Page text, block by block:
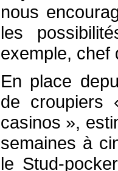
nous
les
exemple, chef
En place
de croupiers
casinos »,
semaines à
le Stud-